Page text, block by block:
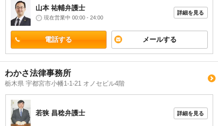
山本 祐輔弁護士
現在営業中 00:00 - 24:00
詳細を見る
電話する メールする
わかさ法律事務所
栃木県 宇都宮市小幡1-1-21 オノセビル4階
若狭 昌稔弁護士 詳細を見る